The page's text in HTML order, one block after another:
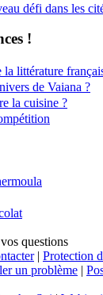
défi dans les
!
la littérature
de Vaiana ?
la cuisine ?
questions
| Protection
un problème |